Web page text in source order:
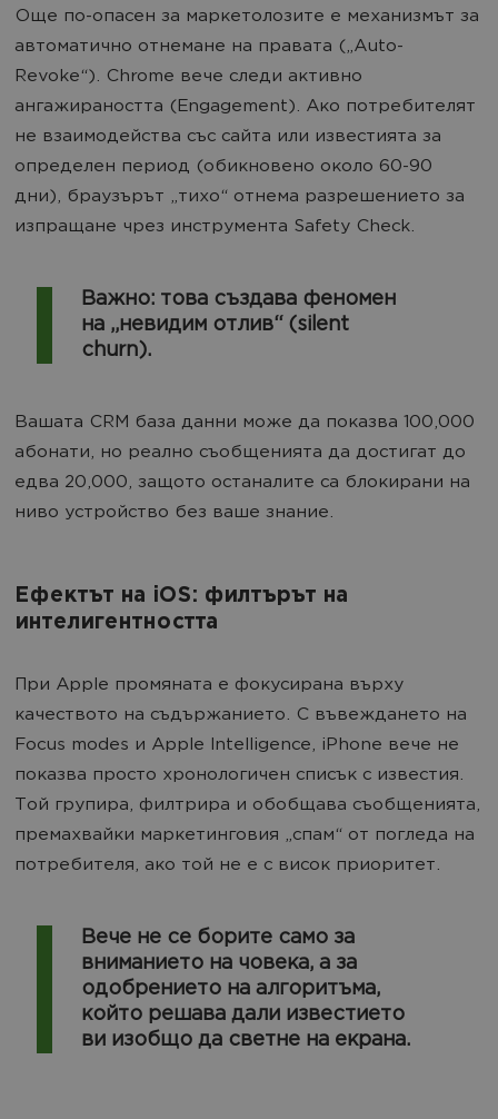
Още по-опасен за маркетолозите е механизмът за
автоматично отнемане на правата („Auto-
Revoke“). Chrome вече следи активно
ангажираността (Engagement). Ако потребителят
не взаимодейства със сайта или известията за
определен период (обикновено около 60-90
дни), браузърът „тихо“ отнема разрешението за
изпращане чрез инструмента Safety Check.
Важно: това създава феномен
на „невидим отлив“ (silent
churn).
Вашата CRM база данни може да показва 100,000
абонати, но реално съобщенията да достигат до
едва 20,000, защото останалите са блокирани на
ниво устройство без ваше знание.
Ефектът на iOS: филтърът на
интелигентността
При Apple промяната е фокусирана върху
качеството на съдържанието. С въвеждането на
Focus modes и Apple Intelligence, iPhone вече не
показва просто хронологичен списък с известия.
Той групира, филтрира и обобщава съобщенията,
премахвайки маркетинговия „спам“ от погледа на
потребителя, ако той не е с висок приоритет.
Вече не се борите само за
вниманието на човека, а за
одобрението на алгоритъма,
който решава дали известието
ви изобщо да светне на екрана.